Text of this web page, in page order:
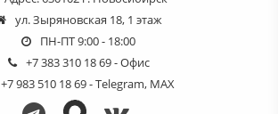
ул. Зыряновская 18, 1 этаж
ПН-ПТ 9:00 - 18:00
+7 383 310 18 69- Офис
+7 983 510 18 69- Telegram, MAX